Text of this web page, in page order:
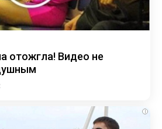
отожгла! Видео не
i